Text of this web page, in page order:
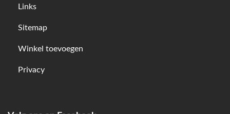
Links
Sitemap
Winkel toevoegen
Privacy